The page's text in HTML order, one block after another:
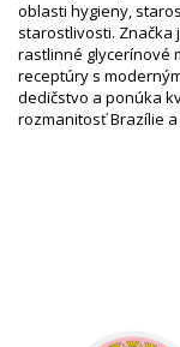
oblasti hygieny,
starostlivosti.
rastlinné glycerínové
receptúry s
dedičstvo a ponúka
rozmanitosť Brazílie